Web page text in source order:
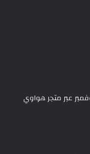
الهاتف في الصين ابتداءً من 28 نوفمبر عبر متجر هواوي